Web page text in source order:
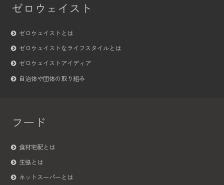
ゼロウェイスト
ゼロウェイストとは
ゼロウェイストなライフスタイルとは
ゼロウェイストアイディア
自治体や団体の取り組み
フード
食材宅配とは
生協とは
ネットスーパーとは